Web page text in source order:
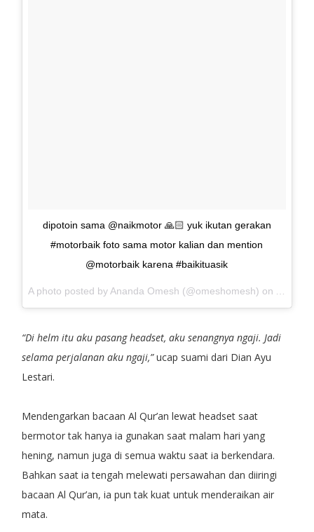
dipotoin sama @naikmotor 🙏🏻 yuk ikutan gerakan
#motorbaik foto sama motor kalian dan mention
@motorbaik karena #baikituasik
“Di helm itu aku pasang headset, aku senangnya ngaji. Jadi
selama perjalanan aku ngaji,”ucap suami dari Dian Ayu
Lestari.
Mendengarkan bacaan Al Qur’an lewat headset saat
bermotor tak hanya ia gunakan saat malam hari yang
hening, namun juga di semua waktu saat ia berkendara.
Bahkan saat ia tengah melewati persawahan dan diiringi
bacaan Al Qur’an, ia pun tak kuat untuk menderaikan air
mata.